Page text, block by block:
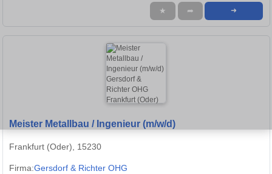
★ ➦ ➜
Meister Metallbau / Ingenieur (m/w/d)
Frankfurt (Oder), 15230
Firma:Gersdorf & Richter OHG